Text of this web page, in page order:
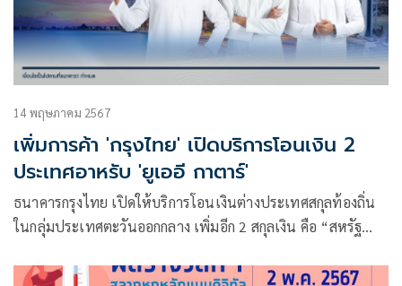
14 พฤษภาคม 2567
เพิ่มการค้า 'กรุงไทย' เปิดบริการโอนเงิน 2
ประเทศอาหรับ 'ยูเออี กาตาร์'
ธนาคารกรุงไทย เปิดให้บริการโอนเงินต่างประเทศสกุลท้องถิ่น
ในกลุ่มประเทศตะวันออกกลาง เพิ่มอีก 2 สกุลเงิน คือ “สหรัฐ
ระหว่างประเทศในกลุ่มตะวันออกกลาง